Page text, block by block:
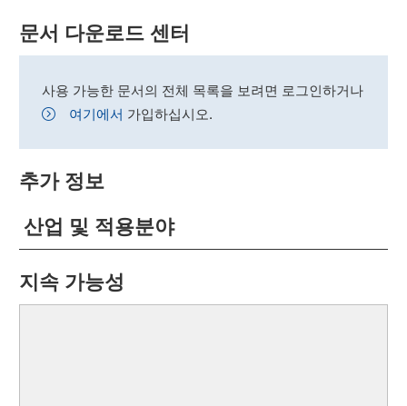
문서 다운로드 센터
사용 가능한 문서의 전체 목록을 보려면 로그인하거나
여기에서 가입하십시오.
추가 정보
산업 및 적용분야
지속 가능성